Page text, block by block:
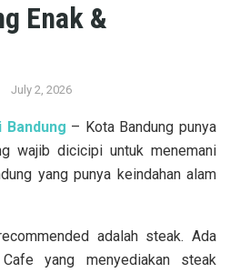
Enak &
July 2, 2026
– Kota Bandung punya
wajib dicicipi untuk menemani
yang punya keindahan alam
adalah steak. Ada
yang menyediakan steak